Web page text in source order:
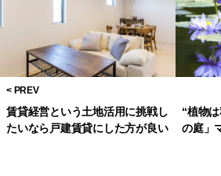
賃貸経営という土地活用に挑戦し
たいなら戸建賃貸にした方が良い
“植物
の庭」